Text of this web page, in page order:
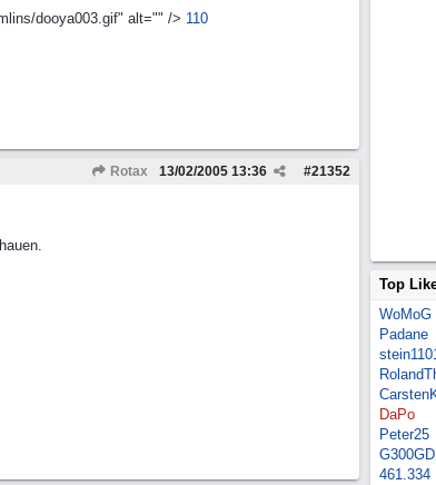
dooya003.gif" alt="" /> 110
Rotax #21352
13/02/2005 13:36
Top
WoMoG
Padane
DaPo
Peter25
G300GD
461.334